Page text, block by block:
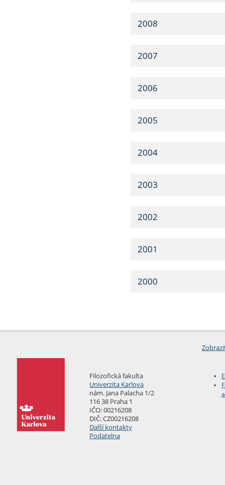
2008
2007
2006
2005
2004
2003
2002
2001
2000
Filozofická fakulta
Univerzita Karlova
nám. Jana Palacha 1/2
116 38 Praha 1
IČO: 00216208
DIČ: CZ00216208
Další kontakty
Podatelna